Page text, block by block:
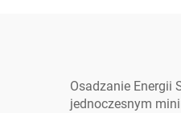
Osadzanie Energii
jednoczesnym